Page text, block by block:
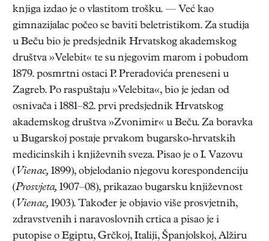
knjiga izdao je o vlastitom trošku. — Već kao
gimnazijalac počeo se baviti beletristikom. Za studija
u Beču bio je predsjednik Hrvatskog akademskog
društva »Velebit« te su njegovim marom i pobudom
1879. posmrtni ostaci P. Preradovića preneseni u
Zagreb. Po raspuštaju »Velebita«, bio je jedan od
osnivača i 1881–82. prvi predsjednik Hrvatskog
akademskog društva »Zvonimir« u Beču. Za boravka
u Bugarskoj postaje prvakom bugarsko-hrvatskih
medicinskih i književnih sveza. Pisao je o I. Vazovu
( Vienac, 1899), objelodanio njegovu korespondenciju
(Prosvjeta, 1907–08), prikazao bugarsku književnost
( Vienac, 1903). Također je objavio više prosvjetnih,
zdravstvenih i naravoslovnih crtica a pisao je i
putopise o Egiptu, Grčkoj, Italiji, Španjolskoj, Alžiru